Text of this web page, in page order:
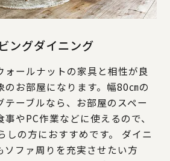
ングダイニング
ォールナットの家具と相性が良
のお部屋になります。幅80㎝の
ーブルなら、お部屋のスペー
やPC作業などに使えるので、
しの方におすすめです。 ダイニ
ソファ周りを充実させたい方